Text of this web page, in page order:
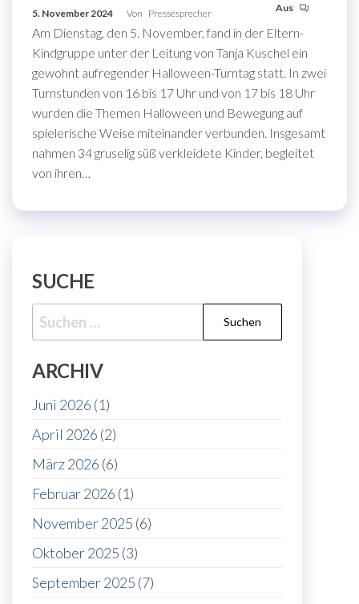
5. November 2024 Von Pressesprecher Aus
Am Dienstag, den 5. November, fand in der Eltern-
Kindgruppe unter der Leitung von Tanja Kuschel ein
gewohnt aufregender Halloween-Turntag statt. In zwei
Turnstunden von 16 bis 17 Uhr und von 17 bis 18 Uhr
wurden die Themen Halloween und Bewegung auf
spielerische Weise miteinander verbunden. Insgesamt
nahmen 34 gruselig süß verkleidete Kinder, begleitet
von ihren…
SUCHE
Suche
nach:
ARCHIV
Juni 2026 (1)
April 2026 (2)
März 2026 (6)
Februar 2026 (1)
November 2025 (6)
Oktober 2025 (3)
September 2025 (7)